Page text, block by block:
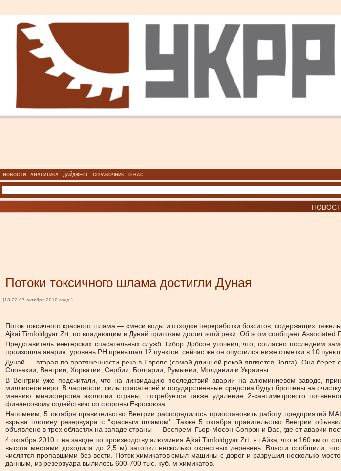
НОВОСТИ АНАЛИТИКА ДАЙДЖЕСТ СПРАВОЧНИК О НАС
Потоки токсичного шлама достигли Дуная
[13:22 07 октября 2010 года ]
Поток токсичного красного шлама — смеси воды и отходов переработки бокситов, содержащих
Ajkai Timfoldgyar Zrt, по впадающим в Дунай притокам достиг этой реки. Об этом сообщает Associated
Представитель венгерских спасательных служб Тибор Добсон уточнил, что, согласно последним
произошла авария, уровень PH превышал 12 пунктов. сейчас же он опустился ниже отметки в 10
Дунай — вторая по протяженности река в Европе (самой длинной рекой является Волга). Она
Словакии, Венгрии, Хорватии, Сербии, Болгарии, Румынии, Молдавии и Украины.
В Венгрии уже подсчитали, что на ликвидацию последствий аварии на алюминиевом заводе,
миллионов евро. В частности, силы спасателей и государственные средства будут брошены на
мнению министерства экологии страны, потребуется также удаление 2-сантиметрового
финансовому содействию со стороны Евросоюза.
Напомним, 5 октября правительство Венгрии распорядилось приостановить работу предприятий
взрыва плотину резервуара с “красным шламом”. Также 5 октября правительство Венгрии
объявлено в трех областях на западе страны — Веспрем, Гьор-Мосон-Сопрон и Вас, где от аварии
4 октября 2010 г. на заводе по производству алюминия Ajkai Timfoldgyar Zrt. в г.Aйка, что в 160 км от
высота местами доходила до 2,5 м) затопил несколько окрестных деревень. Власти сообщили,
числятся пропавшими без вести. Поток химикатов смыл машины с дорог и разрушил несколько
данным, из резервуара вылилось 600-700 тыс. куб. м химикатов.